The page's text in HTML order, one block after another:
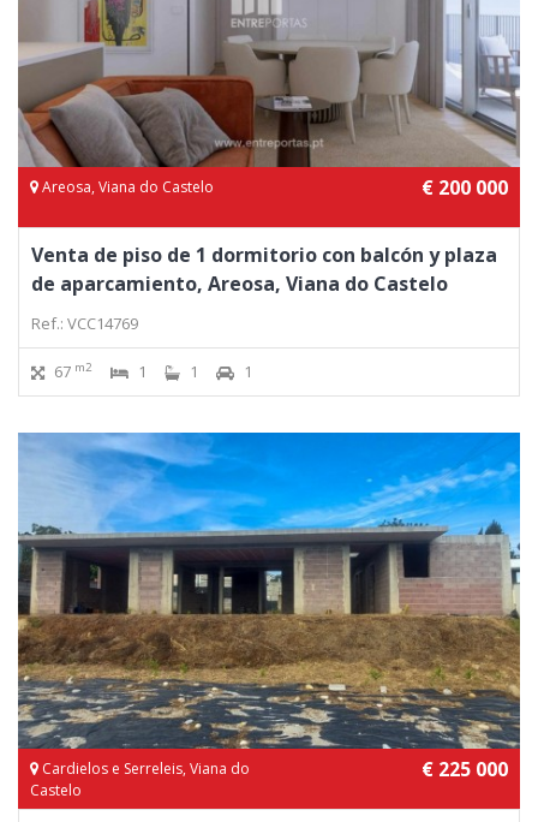
Areosa, Viana do Castelo € 200 000
Venta de piso de 1 dormitorio con balcón y plaza
de aparcamiento, Areosa, Viana do Castelo
Ref.: VCC14769
67 m2 1 1 1
Cardielos e Serreleis, Viana do
Castelo
€ 225 000